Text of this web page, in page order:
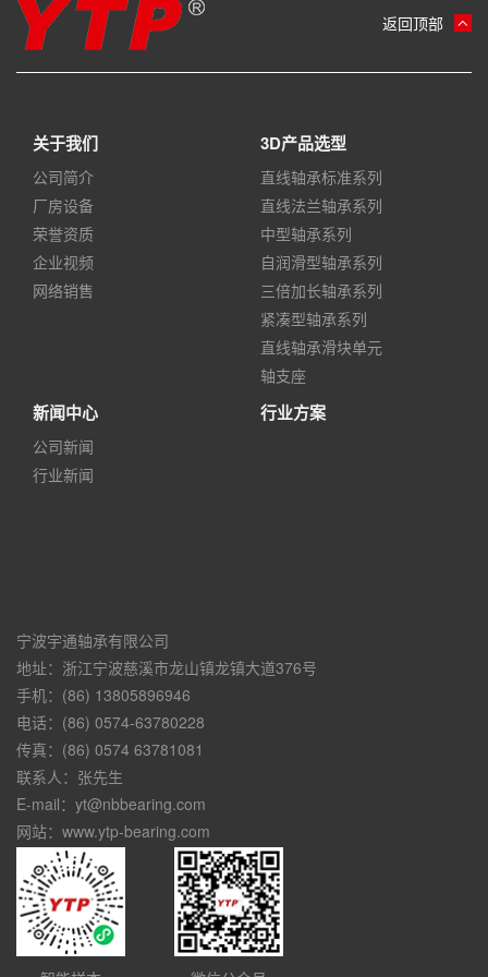
返回顶部
关于我们
公司简介
厂房设备
荣誉资质
企业视频
网络销售
3D产品选型
直线轴承标准系列
直线法兰轴承系列
中型轴承系列
自润滑型轴承系列
三倍加长轴承系列
紧凑型轴承系列
直线轴承滑块单元
轴支座
新闻中心
公司新闻
行业新闻
行业方案
宁波宇通轴承有限公司
地址：浙江宁波慈溪市龙山镇龙镇大道376号
手机：(86) 13805896946
电话：(86) 0574-63780228
传真：(86) 0574 63781081
联系人：张先生
E-mail：yt@nbbearing.com
网站：www.ytp-bearing.com